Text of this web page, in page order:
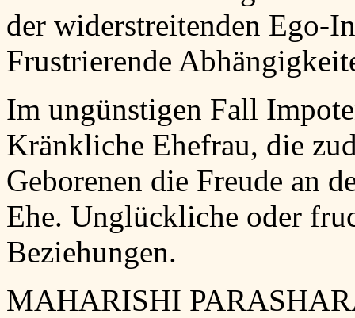
der widerstreitenden Ego-
Frustrierende
Im ungünstigen Fall
Kränkliche Ehefrau, die
Geborenen die Freude an
Ehe. Unglückliche oder
Beziehungen.
MAHARISHI